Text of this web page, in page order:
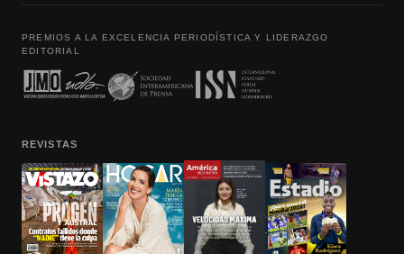
PREMIOS A LA EXCELENCIA PERIODÍSTICA Y LIDERAZGO
EDITORIAL
REVISTAS